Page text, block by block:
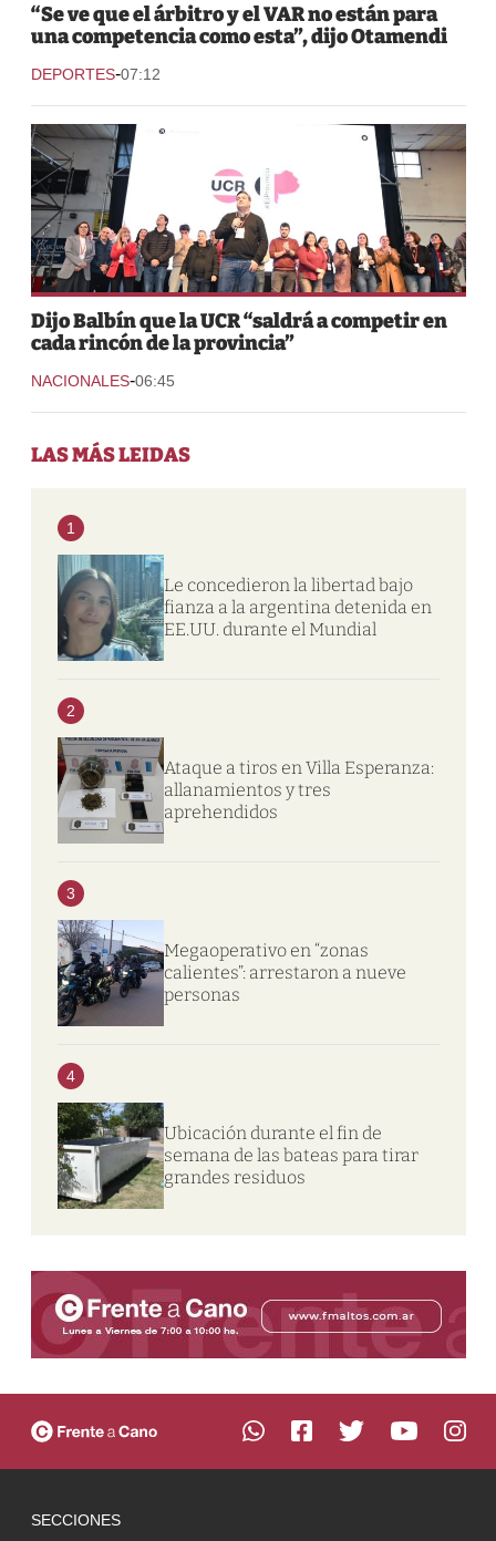
“Se ve que el árbitro y el VAR no están para
una competencia como esta”, dijo Otamendi
DEPORTES-07:12
Dijo Balbín que la UCR “saldrá a competir en
cada rincón de la provincia”
NACIONALES-06:45
LAS MÁS LEIDAS
1
Le concedieron la libertad bajo
fianza a la argentina detenida en
EE.UU. durante el Mundial
2
Ataque a tiros en Villa Esperanza:
allanamientos y tres
aprehendidos
3
Megaoperativo en “zonas
calientes”: arrestaron a nueve
personas
4
Ubicación durante el fin de
semana de las bateas para tirar
grandes residuos
SECCIONES